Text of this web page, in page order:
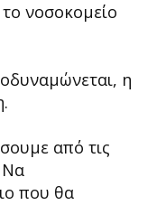
νοσοκομείο
η
από τις
Να
που θα